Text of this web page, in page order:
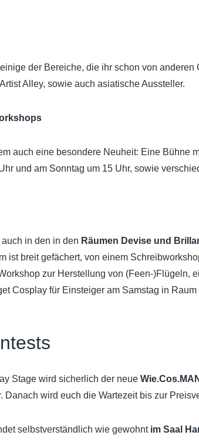
der Bereiche, die ihr schon von
Alley, sowie auch asiatische Aussteller.
auch eine besondere Neuheit: Eine Bühne
und am Sonntag um 15 Uhr, sowie
in den in den Räumen Devise und
ist breit gefächert, von einem
zur Herstellung von (Feen-
Cosplay für Einsteiger am Samstag in
Stage wird sicherlich der neue
Danach wird euch die Wartezeit bis zur
selbstverständlich wie gewohnt im Saal